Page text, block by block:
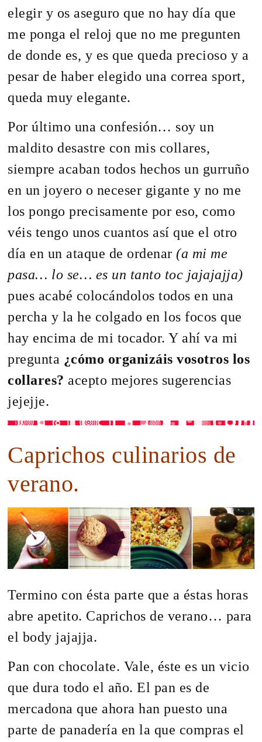
elegir y os aseguro que no hay día que
me ponga el reloj que no me pregunten
de donde es, y es que queda precioso y a
pesar de haber elegido una correa sport,
queda muy elegante.
Por último una confesión… soy un
maldito desastre con mis collares,
siempre acaban todos hechos un gurruño
en un joyero o neceser gigante y no me
los pongo precisamente por eso, como
véis tengo unos cuantos así que el otro
día en un ataque de ordenar (a mi me
pasa… lo se… es un tanto toc jajajajja)
pues acabé colocándolos todos en una
percha y la he colgado en los focos que
hay encima de mi tocador. Y ahí va mi
pregunta ¿cómo organizáis vosotros los
collares? acepto mejores sugerencias
jejejje.
Caprichos culinarios de
verano.
Termino con ésta parte que a éstas horas
abre apetito. Caprichos de verano… para
el body jajajja.
Pan con chocolate. Vale, éste es un vicio
que dura todo el año. El pan es de
mercadona que ahora han puesto una
parte de panadería en la que compras el